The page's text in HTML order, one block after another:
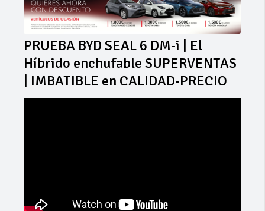
PRUEBA BYD SEAL 6 DM-i | El
Híbrido enchufable SUPERVENTAS
| IMBATIBLE en CALIDAD-PRECIO